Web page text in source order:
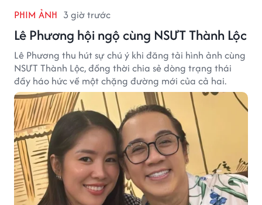
PHIM ẢNH 3 giờ trước
Lê Phương hội ngộ cùng NSƯT Thành Lộc
Lê Phương thu hút sự chú ý khi đăng tải hình ảnh cùng
NSƯT Thành Lộc, đồng thời chia sẻ dòng trạng thái
đầy háo hức về một chặng đường mới của cả hai.